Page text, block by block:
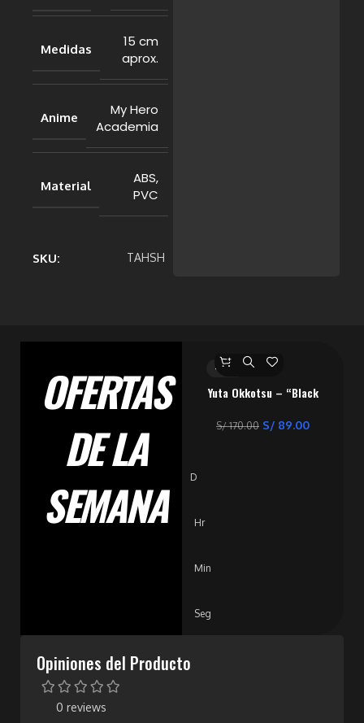
Medidas
15 cm
aprox.
Anime
My Hero
Academia
Material
ABS,
PVC
SKU: TAHSH
OFERTAS
DE LA
SEMANA
-48%
Yuta Okkotsu – “Black
Kaisen
S/170.00 S/ 89.00
D
Hr
Min
Seg
Opiniones del Producto
0 reviews